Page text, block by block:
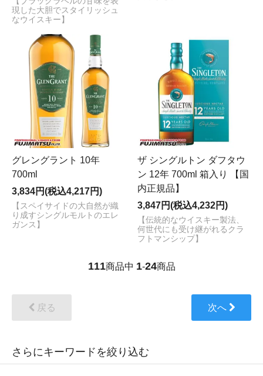
現した大胆でスタイリッシュ
なウイスキー】
グレングラント 10年
700ml
3,834円(税込4,217円)
【スペイサイドの大自然が織
り成すシングルモルトのエレ
ガンス】
ザ シングルトン ダフタウ
ン 12年 700ml 箱入り 【国
内正規品】
3,847円(税込4,232円)
【伝統的なウイスキー製法、
何世代にも受け継がれるクラ
フトマンシップ】
111商品中 1-24商品
戻る 次へ
さらにキーワードを絞り込む